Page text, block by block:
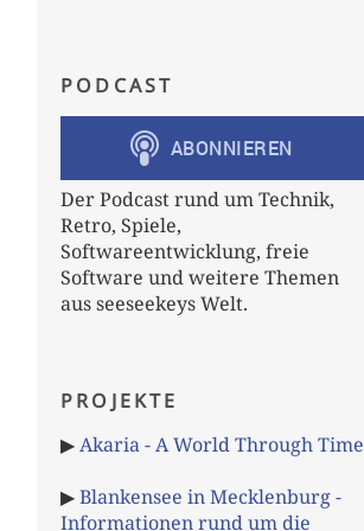
PODCAST
Der Podcast rund um Technik,
Retro, Spiele,
Softwareentwicklung, freie
Software und weitere Themen
aus seeseekeys Welt.
PROJEKTE
▶Akaria - A World Through Time
▶Blankensee in Mecklenburg -
Informationen rund um die